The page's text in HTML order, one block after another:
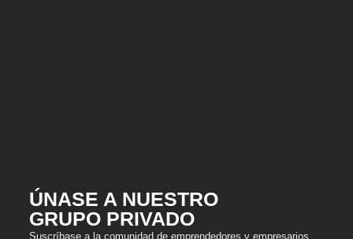
ÚNASE A NUESTRO
GRUPO PRIVADO
Suscríbase a la comunidad de emprendedores y empresarios